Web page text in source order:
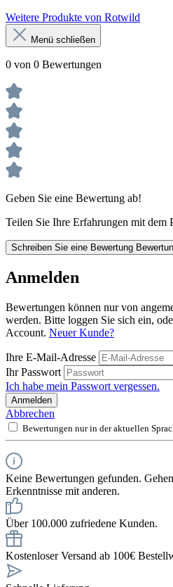
Weitere Produkte von Rotwild
Menü schließen
0 von 0 Bewertungen
Geben Sie eine Bewertung ab!
Teilen Sie Ihre Erfahrungen mit dem
Schreiben Sie eine Bewertung
Anmelden
Bewertungen können nur von
werden. Bitte loggen Sie sich ein,
Account. Neuer Kunde?
Ihre E-Mail-Adresse
Ihr Passwort
Ich habe mein Passwort vergessen.
Anmelden
Abbrechen
Bewertungen nur in der aktuellen
Keine Bewertungen gefunden.
Erkenntnisse mit anderen.
Über 100.000 zufriedene Kunden.
Kostenloser Versand ab 100€